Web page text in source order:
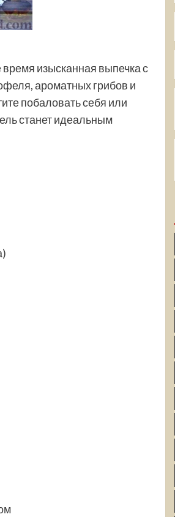
изысканная выпечка с
ароматных грибов и
побаловать себя или
станет идеальным